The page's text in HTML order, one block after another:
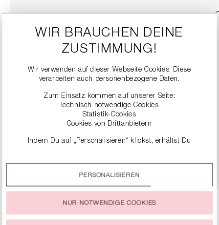
SNEAKER
DETAILS
WIR BRAUCHEN DEINE
ZUSTIMMUNG!
Wir verwenden auf dieser Webseite Cookies. Diese
verarbeiten auch personenbezogene Daten.
Zum Einsatz kommen auf unserer Seite:
Technisch notwendige Cookies
Statistik-Cookies
Cookies von Drittanbietern
Indem Du auf „Personalisieren“ klickst, erhältst Du
Durch einen Klick auf das Auswahlfeld „Alle akzeptieren“
stimmst Du der Verwendung aller Cookies zu, die unter
jeder Zeit ändern oder widerrufen.
PERSONALISIEREN
NUR NOTWENDIGE COOKIES